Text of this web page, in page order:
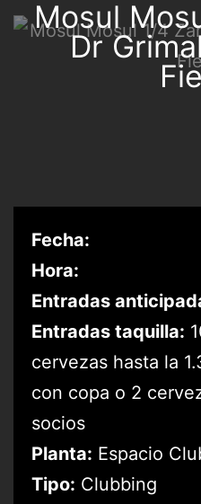
Mosul
Dr
Fecha:
Hora:
Entradas
Entradas taquilla:
cervezas hasta la
con copa o 2
socios
Planta: Espacio
Tipo: Clubbing